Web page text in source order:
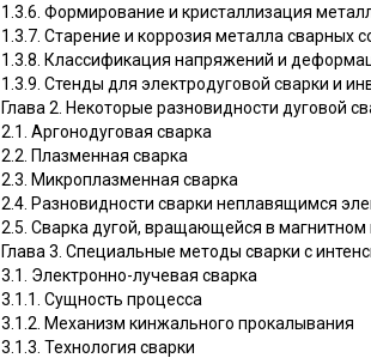
1.3.6. Формирование и кристаллизация
1.3.7. Старение и коррозия металла сварных
1.3.8. Классификация напряжений и
1.3.9. Стенды для электродуговой сварки и
Глава 2. Некоторые разновидности дуговой
2.1. Аргонодуговая сварка
2.2. Плазменная сварка
2.3. Микроплазменная сварка
2.4. Разновидности сварки неплавящимся
2.5. Сварка дугой, вращающейся в магнитном
Глава 3. Специальные методы сварки с
3.1. Электронно-лучевая сварка
3.1.1. Сущность процесса
3.1.2. Механизм кинжального прокалывания
3.1.3. Технология сварки